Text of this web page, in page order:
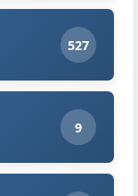
527
9